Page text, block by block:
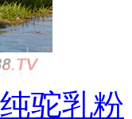
驼乳粉